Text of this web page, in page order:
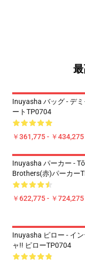
Inuyasha バッグ - デ
ートTP0704
￥361,775 - ￥434,275
Inuyasha パーカー -
Brothers(赤)パーカー
￥622,775 - ￥724,275
Inuyasha ピロー - イ
ャ!! ピローTP0704